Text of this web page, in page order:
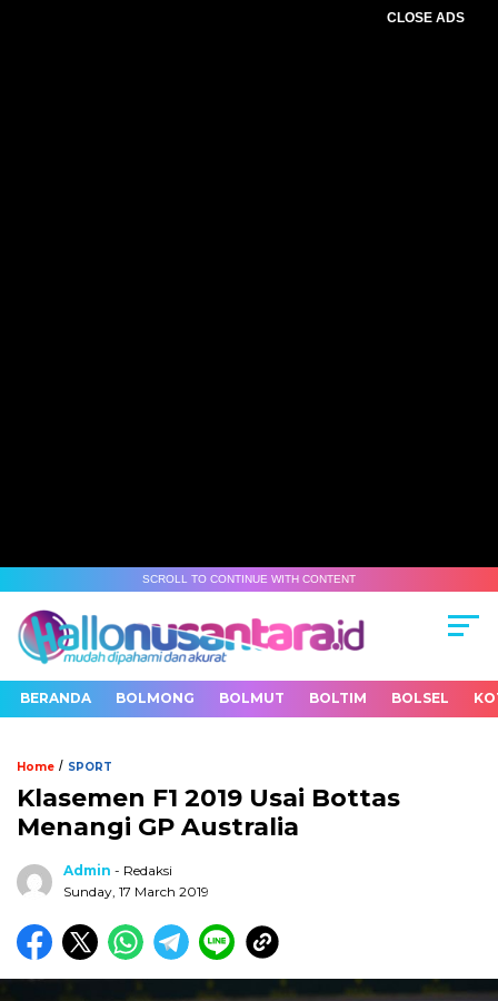
CLOSE ADS
SCROLL TO CONTINUE WITH CONTENT
BERANDA BOLMONG BOLMUT BOLTIM BOLSEL
Home / SPORT
Klasemen F1 2019 Usai Bottas
Menangi GP Australia
Admin - Redaksi
Sunday, 17 March 2019